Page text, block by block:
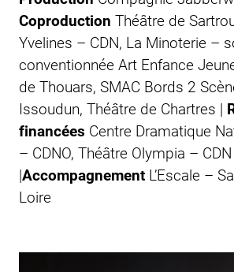
Coproduction Théâtre de
Yvelines – CDN, La Minoterie –
conventionnée Art Enfance
de Thouars, SMAC Bords 2
Issoudun, Théâtre de Chartres |
financées Centre Dramatique
– CDNO, Théâtre Olympia –
|Accompagnement L’Escale –
Loire